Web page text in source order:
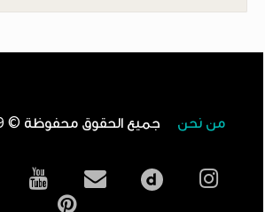
من نحن جميع الحقوق محفوظة © 2019